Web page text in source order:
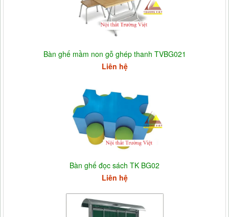
Bàn ghế mầm non gỗ ghép thanh TVBG021
Liên hệ
Bàn ghế đọc sách TK BG02
Liên hệ